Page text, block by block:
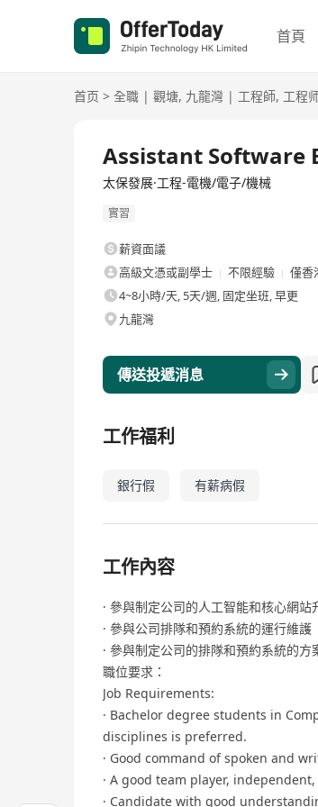
首頁
首页 > 全職 | 觀塘, 九龍灣 | 工程師, 工程
Assistant Software
太保發展·工程-電機/電子/機械
實習
薪資面議
高級文憑或副學士
不限經驗
僅香
4~8小時/天, 5天/週, 固定坐班, 早更
九龍灣
傳送投遞消息
工作福利
銀行假 有薪病假
工作內容
· 參與制定公司的人工智能和核心網站
· 參與公司排隊和預約系統的運行維護
· 參與制定公司的排隊和預約系統的方
職位要求：
Job Requirements:
· Bachelor degree students in
disciplines is preferred.
· Good command of spoken and
· A good team player,
· Candidate with good